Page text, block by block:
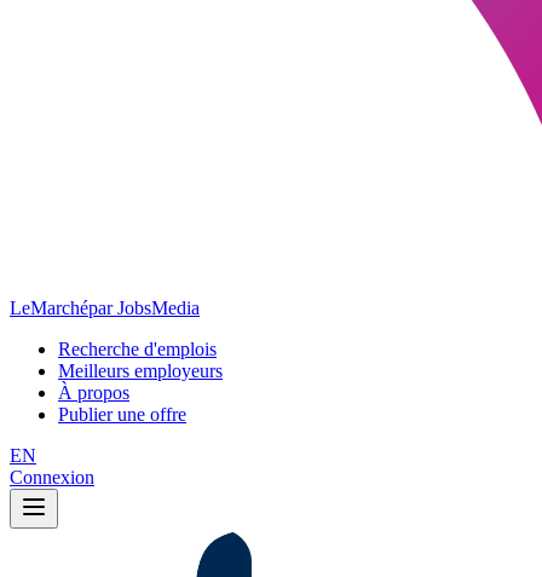
LeMarchépar JobsMedia
Recherche d'emplois
Meilleurs employeurs
À propos
Publier une offre
EN
Connexion